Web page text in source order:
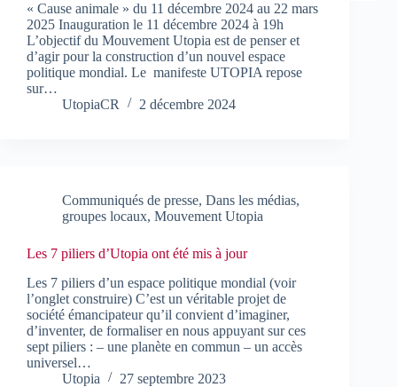
« Cause animale » du 11 décembre 2024 au 22 mars
2025 Inauguration le 11 décembre 2024 à 19h
L’objectif du Mouvement Utopia est de penser et
d’agir pour la construction d’un nouvel espace
politique mondial. Le manifeste UTOPIA repose
sur…
UtopiaCR
2 décembre 2024
Communiqués de presse, Dans les médias,
groupes locaux, Mouvement Utopia
Les 7 piliers d’Utopia ont été mis à jour
Les 7 piliers d’un espace politique mondial (voir
l’onglet construire) C’est un véritable projet de
société émancipateur qu’il convient d’imaginer,
d’inventer, de formaliser en nous appuyant sur ces
sept piliers : – une planète en commun – un accès
universel…
Utopia
27 septembre 2023